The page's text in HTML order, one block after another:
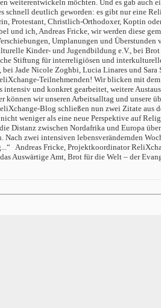
möchten. Und es gab auch
deutlich geworden: es gibt nur eine
Protestant, Christlich-Orthodoxer, Koptin
ich, Andreas Fricke, wir werden diese
Umplanungen und
Kinder- und Jugendbildung e.V., bei
Stiftung für interreligiösen und
Jade Nicole Zoghbi, Lucia Linares und
Teilnehmenden! Wir blicken mit
und konkret gearbeitet, weitere
wir unseren Arbeitsalltag und unsere
Blog schließen nun zwei Zitate aus
weniger als eine neue Perspektive auf
Distanz zwischen Nordafrika und Europa
zwei intensiven lebensverändernden
Andreas Fricke, Projektkoordinator
Auswärtige Amt, Brot für die Welt – der